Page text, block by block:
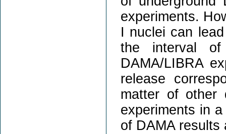
experiments.
I nuclei can
the interval
DAMA/LIBRA
release
matter of other
experiments in
of DAMA results